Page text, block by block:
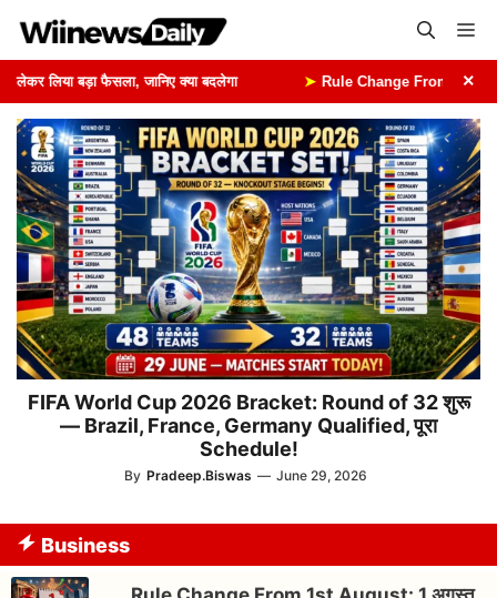
content
लिया बड़ा फैसला, जानिए क्या बदलेगा Rule Change From 1st ×
FIFA World Cup 2026 Bracket: Round of 32 शुरू
— Brazil, France, Germany Qualified, पूरा
Schedule!
By Pradeep.Biswas — June 29, 2026
Business